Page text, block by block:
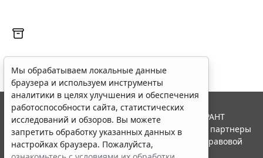
Мы обрабатываем локальные данные
браузера и используем инструменты
аналитики в целях улучшения и обеспечения
работоспособности сайта, статистических
исследований и обзоров. Вы можете
запретить обработку указанных данных в
настройках браузера. Пожалуйста,
© ООО "НПП "ГАРАНТ-СЕРВИС", 2026. Система ГАРАНТ
выпускается с 1990 года. Компания "Гарант" и ее партнеры
являются участниками Российской ассоциации правовой
информации ГАРАНТ.